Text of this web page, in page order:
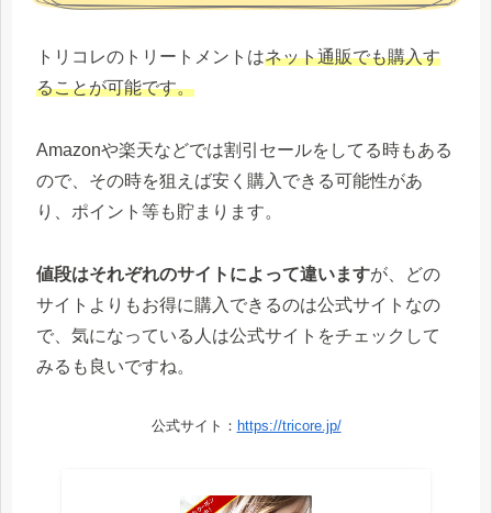
トリコレのトリートメントはネット通販でも購入す
ることが可能です。
Amazonや楽天などでは割引セールをしてる時もある
ので、その時を狙えば安く購入できる可能性があ
り、ポイント等も貯まります。
値段はそれぞれのサイトによって違いますが、どの
サイトよりもお得に購入できるのは公式サイトなの
で、気になっている人は公式サイトをチェックして
みるも良いですね。
公式サイト： https://tricore.jp/